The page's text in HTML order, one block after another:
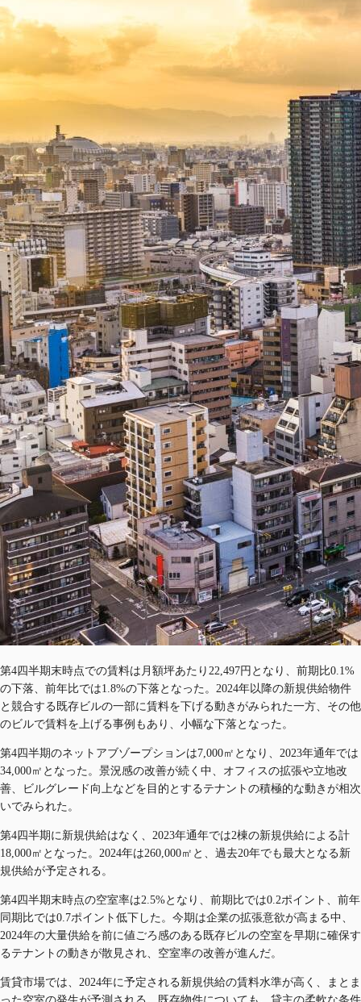
第4四半期末時点での賃料は月額坪あたり22,497円となり、前期比0.1%
の下落、前年比では1.8%の下落となった。2024年以降の新規供給物件
と競合する既存ビルの一部に賃料を下げる動きがみられた一方、その他
のビルで賃料を上げる事例もあり、小幅な下落となった。
第4四半期のネットアブゾープションは7,000㎡となり、2023年通年では
34,000㎡となった。景況感の改善が続く中、オフィスの拡張や立地改
善、ビルグレード向上などを目的とするテナントの積極的な動きが相次
いでみられた。
第4四半期に新規供給はなく、2023年通年では2棟の新規供給による計
18,000㎡となった。2024年は260,000㎡と、過去20年でも最大となる新
規供給が予定される。
第4四半期末時点の空室率は2.5%となり、前期比では0.2ポイント、前年
同期比では0.7ポイント低下した。今期は企業の拡張意欲が高まる中、
2024年の大量供給を前に値ごろ感のある既存ビルの空室を早期に確保す
るテナントの動きが散見され、空室率の改善が進んだ。
賃貸市場では、2024年に予定される新規供給の賃料水準が高く、まとま